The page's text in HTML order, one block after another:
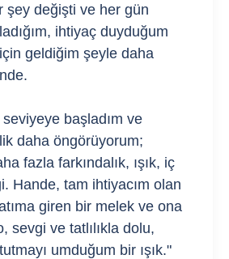
şey değişti ve her gün
ihtiyaç duyduğum
geldiğim şeyle daha
başladım ve
daha öngörüyorum;
fazla farkındalık, ışık, iç
Hande, tam ihtiyacım olan
giren bir melek ve ona
sevgi ve tatlılıkla dolu,
umduğum bir ışık."